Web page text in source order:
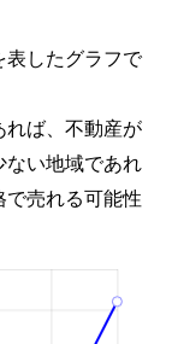
したグラフで
ば、不動産が
い地域であれ
売れる可能性